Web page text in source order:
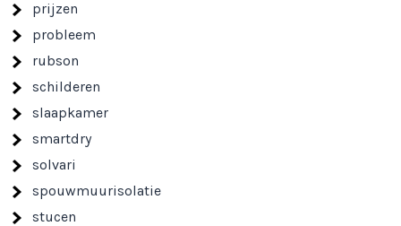
prijzen
probleem
rubson
schilderen
slaapkamer
smartdry
solvari
spouwmuurisolatie
stucen